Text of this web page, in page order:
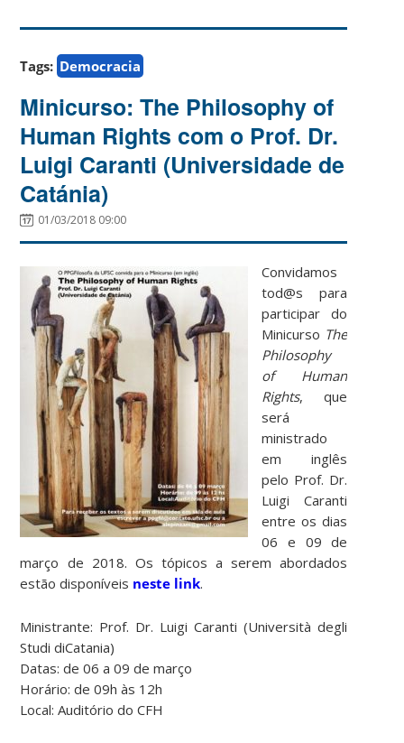
Tags: Democracia
Minicurso: The Philosophy of
Human Rights com o Prof. Dr.
Luigi Caranti (Universidade de
Catánia)
01/03/2018 09:00
Convidamos
tod@s para
participar do
Minicurso The
Philosophy
of Human
Rights, que
será
ministrado
em inglês
pelo Prof. Dr.
Luigi Caranti
entre os dias
06 e 09 de
março de 2018. Os tópicos a serem abordados
estão disponíveis neste link.
Ministrante: Prof. Dr. Luigi Caranti (Università degli
Studi diCatania)
Datas: de 06 a 09 de março
Horário: de 09h às 12h
Local: Auditório do CFH